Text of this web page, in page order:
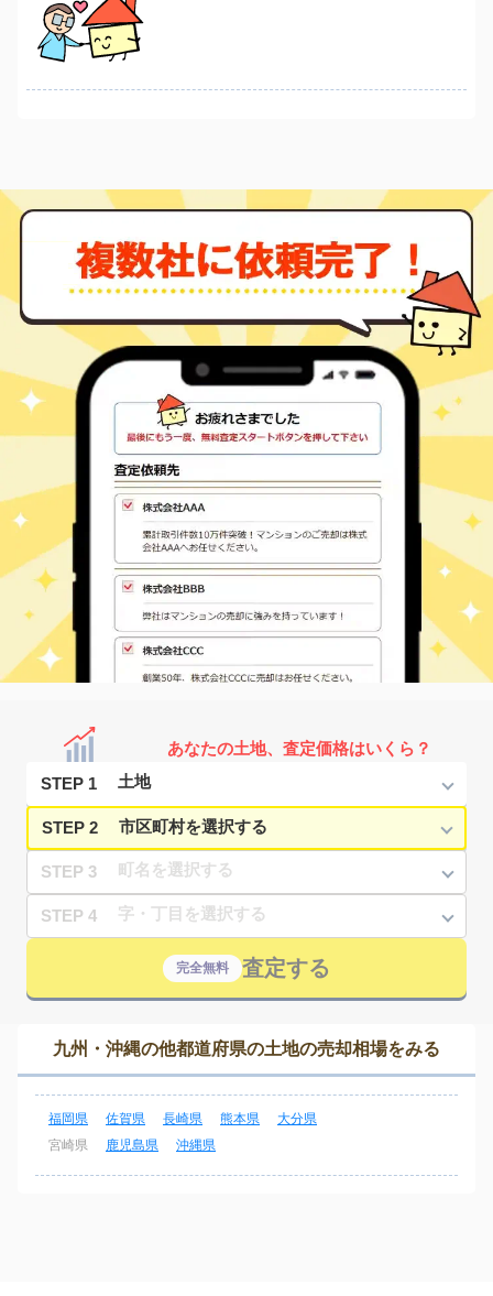
あなたの土地、査定価格はいくら？
STEP 1
STEP 2
STEP 3
STEP 4
完全無料 査定する
九州・沖縄の他都道府県の土地の売却相場をみる
福岡県 佐賀県 長崎県 熊本県
大分県
宮崎県
鹿児島県 沖縄県